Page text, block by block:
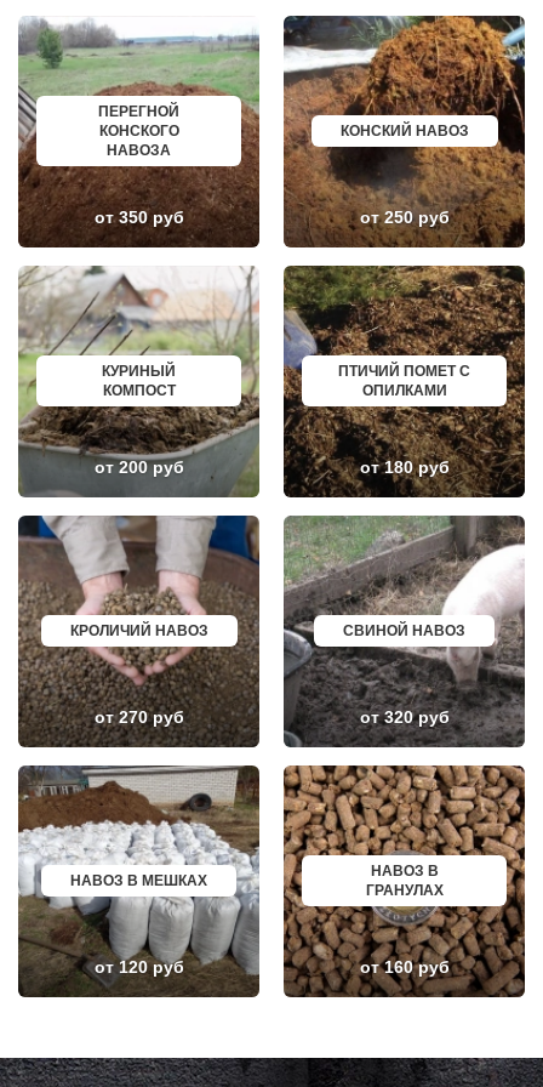
ЖИЛЕВО
ЖУКОВСКИЙ
ЗАГОРЯНСКИЙ
ЗАПРУДНЯ
ЗАРАЙСК
ЗАРЕЧЬЕ
ЗВЕНИГОРОД
ЗЕЛЕНОГРАД
ЗЕЛЕНОГРАДСКИЙ
ЗНАМЯ ОКТЯБРЯ
ИВАНТЕЕВКА
ИКША
ИСТРА
КАЛИНИНЕЦ
КАШИРА
КИЕВСКИЙ
КЛИМОВСК
КЛИН
КЛЯЗЬМА
КНУТОВО
КОЖИНО
КОКОШКИНО
КОЛЮБАКИНО
КОММУНАРКА
КОРЕНЕВО
КОРОЛЕВ
КОСИНО
КОТЕЛЬНИКИ
КРАСКОВО
КРАСНАЯ ПАХРА
КРАСНОАРМЕЙСК
КРАСНОГОРСК
КРАСНОЗАВОДСК
КРАСНОЗНАМЕНСК
КРАТОВО
КРЮКОВО
КУБИНКА
КУРОВСКОЕ
ЛЕСНОЙ
ЛЕТОВО
ЛИКИНО-ДУЛЕВО
ЛОБАНОВО
ЛОБНЯ
ЛОПАТИНСКИЙ
ЛОСИНО-ПЕТРОВСКИЙ
ЛОТОШИНО
ЛУКИНО
ЛУНЕВО
ЛУХОВИЦЫ
ЛЮБУЧАНЫ
ХАСАВЮРТ
УХТА
НОРИЛЬСК
РЕЖ
НОВОАЛТАЙСК
НЕВИННОМЫССК
ГОРНО АЛТАЙСК
КИНЕШМА
СЕРОВ
АЛЬМЕТЬЕВСК
ГРОЗНЫЙ
ЗЛАТОУСТ
НОВОЧЕБОКСАРСК
МИРНЫЙ
ГЕОРГИЕВСК
НОВОКУЙБЫШЕВСК
МИНЕРАЛЬНЫЕ ВОДЫ
ЕЛАБУГА
ЕЛЕЦ
ПАВЛОВО
КИСЛОВОДСК
КРОПОТКИН
УСОЛЬЕ
НИЖНЕВАРТОВСК
КОРЕНОВСК
ПИОНЕРСКИЙ
КИРИШИ
САРОВ
ЧАПАЕВСК
АЛЕКСИН
БЕЛОРЕЧЕНСК
БОЛЬШОЙ КАМЕНЬ
КИРЖАЧ
ПРИОЗЕРСК
САЛЬСК
ТОБОЛЬСК
ВОТКИНСК
КИЗЛЯР
НЕФТЕЮГАНСК
ВОЛХОВ
САЛАВАТ
СОСНОВЫЙ БОР
РЕВДА
ГАГАРИН
ПОЧИНОК
ГУСЕВ
КАНАШ
КУРГАНИНСК
ЩЕКИНО
ДИМИТРОВГРАД
МИНУСИНСК
ПЕРЕГНОЙ
КОНСКОГО
НАВОЗА
от 350 руб
КОНСКИЙ НАВОЗ
от 250 руб
КУРИНЫЙ
КОМПОСТ
от 200 руб
ПТИЧИЙ ПОМЕТ С
ОПИЛКАМИ
от 180 руб
КРОЛИЧИЙ НАВОЗ
от 270 руб
СВИНОЙ НАВОЗ
от 320 руб
НАВОЗ В МЕШКАХ
от 120 руб
НАВОЗ В
ГРАНУЛАХ
от 160 руб